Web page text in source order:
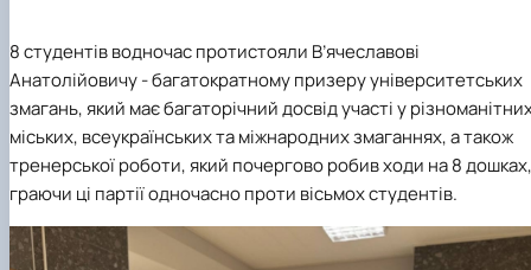
8 студентів водночас протистояли В’ячеславові
Анатолійовичу - багатократному призеру університетських
змагань, який має багаторічний досвід участі у
міських, всеукраїнських та міжнародних змаганнях, а також
тренерської роботи, який почергово робив ходи на 8 дошках,
граючи ці партії одночасно проти вісьмох студентів.